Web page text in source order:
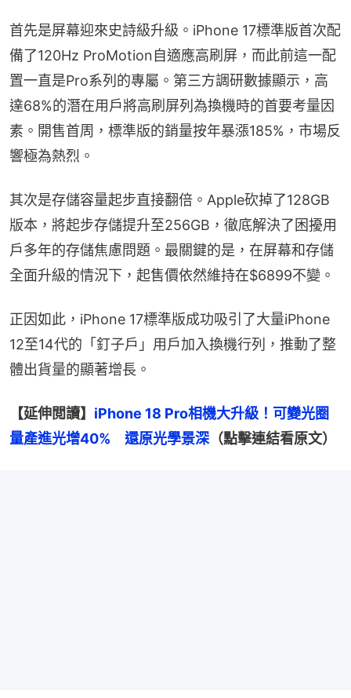
首先是屏幕迎來史詩級升級。iPhone 17標準版首次配
備了120Hz ProMotion自適應高刷屏，而此前這一配
置一直是Pro系列的專屬。第三方調研數據顯示，高
達68%的潛在用戶將高刷屏列為換機時的首要考量因
素。開售首周，標準版的銷量按年暴漲185%，市場反
響極為熱烈。
其次是存儲容量起步直接翻倍。Apple砍掉了128GB
版本，將起步存儲提升至256GB，徹底解決了困擾用
戶多年的存儲焦慮問題。最關鍵的是，在屏幕和存儲
全面升級的情況下，起售價依然維持在$6899不變。
正因如此，iPhone 17標準版成功吸引了大量iPhone
12至14代的「釘子戶」用戶加入換機行列，推動了整
體出貨量的顯著增長。
【延伸閲讀】 iPhone 18 Pro相機大升級！可變光圈
量產進光增40%　還原光學景深（點擊連結看原文）